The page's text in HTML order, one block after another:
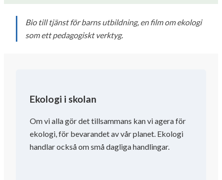
Bio till tjänst för barns utbildning, en film om ekologi
som ett pedagogiskt verktyg.
Ekologi i skolan
Om vi ​​alla gör det tillsammans kan vi agera för
ekologi, för bevarandet av vår planet. Ekologi
handlar också om små dagliga handlingar.